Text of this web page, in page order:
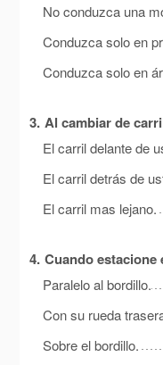
No conduzca una
Conduzca solo en
Conduzca solo en
3. Al cambiar de
El carril delante de
El carril detrás de
El carril mas lejano.
4. Cuando estacione
Paralelo al bordillo.
Con su rueda
Sobre el bordillo.